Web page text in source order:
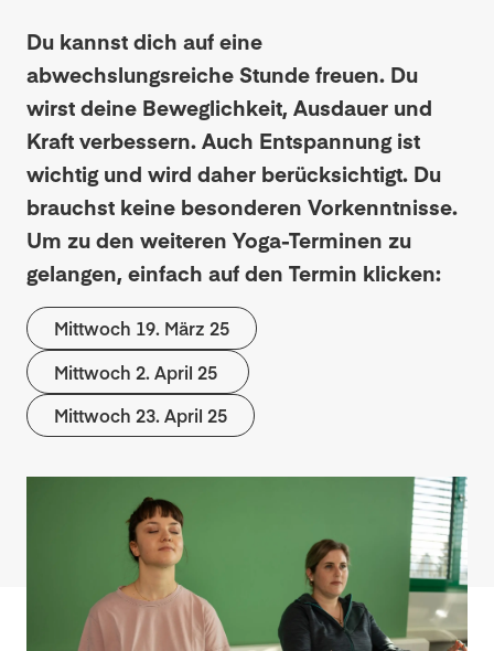
Du kannst dich auf eine
abwechslungsreiche Stunde freuen. Du
wirst deine Beweglichkeit, Ausdauer und
Kraft verbessern. Auch Entspannung ist
wichtig und wird daher berücksichtigt. Du
brauchst keine besonderen Vorkenntnisse.
Um zu den weiteren Yoga-Terminen zu
gelangen, einfach auf den Termin klicken:
Mittwoch 19. März 25
Mittwoch 2. April 25
Mittwoch 23. April 25